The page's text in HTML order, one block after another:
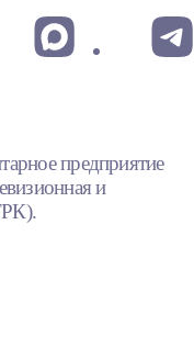
предприятие
и